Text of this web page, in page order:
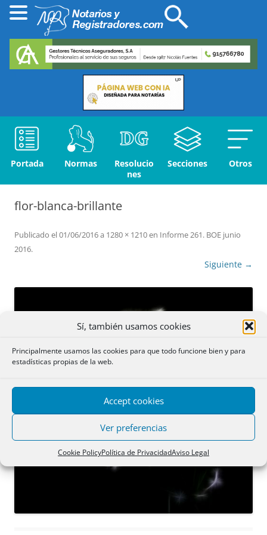
Sí, también usamos cookies
Principalmente usamos las cookies para que todo funcione bien y para
estadísticas propias de la web.
Accept cookies
Ver preferencias
Cookie PolicyPolítica de PrivacidadAviso Legal
Portada Normas
Resolucio
nes
Secciones Otros
flor-blanca-brillante
Publicado el01/06/2016a 1280 × 1210en Informe 261. BOE junio
2016.
Siguiente →